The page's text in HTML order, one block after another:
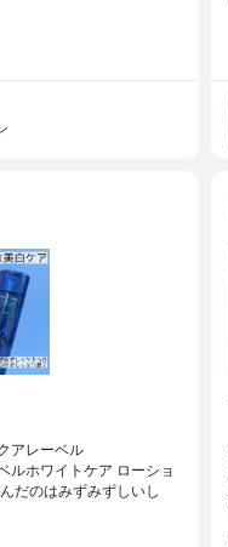
アレーベル
ホワイトケア ローショ
のはみずみずしいし